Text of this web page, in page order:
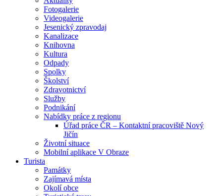
Fotogalerie
Videogalerie
Jesenický zpravodaj
Kanalizace
Knihovna
Kultura
Odpady
Spolky
Školství
Zdravotnictví
Služby
Podnikání
Nabídky práce z regionu
Úřad práce ČR – Kontaktní pracoviště Nový
Jičín
Životní situace
Mobilní aplikace V Obraze
Turista
Památky
Zajímavá místa
Okolí obce